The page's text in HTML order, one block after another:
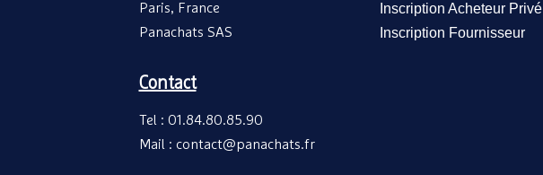
Paris, France
Panachats SAS
Inscription Acheteur Privé
Inscription Fournisseur
Contact
Tel : 01.84.80.85.90
Mail : contact@panachats.fr